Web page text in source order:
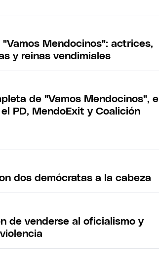
Mendocinos": actrices,
y reinas vendimiales
de "Vamos Mendocinos", el
PD, MendoExit y Coalición
dos demócratas a la cabeza
de venderse al oficialismo y